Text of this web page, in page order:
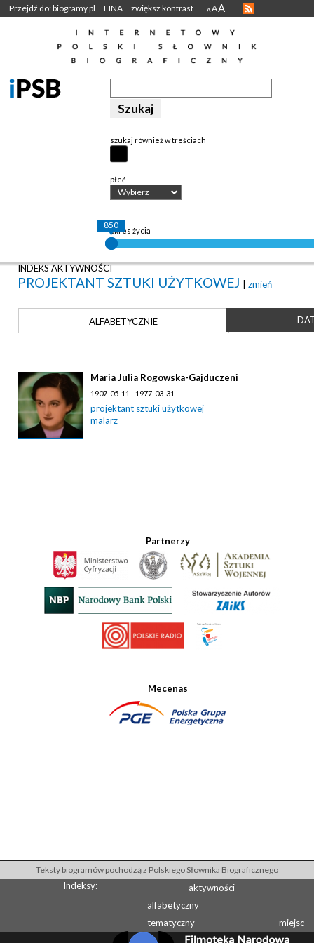
Przejdź do: biogramy.pl FINA zwiększ kontrast A AA
szukaj również w treściach
płeć
Wybierz
okres życia
850
INDEKS AKTYWNOŚCI
PROJEKTANT SZTUKI UŻYTKOWEJ | zmień
ALFABETYCZNIE
Maria Julia Rogowska-Gajduczeni
1907-05-11 - 1977-03-31
projektant sztuki użytkowej
malarz
Partnerzy
Mecenas
Teksty biogramów pochodzą z Polskiego Słownika Biograficznego
Indeksy:
aktywności
alfabetyczny
tematyczny
miejsc